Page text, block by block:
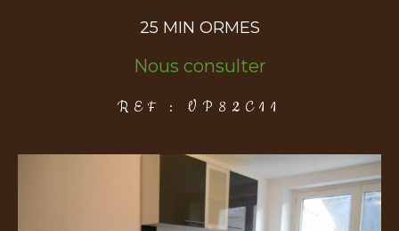
25 MIN ORMES
Nous consulter
REF : VP82C11